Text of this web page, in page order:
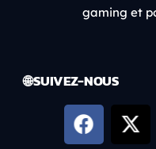
gaming et
🌐 SUIVEZ-NOUS